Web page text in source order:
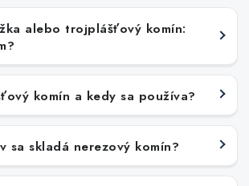
alebo trojplášťový komín:
komín a kedy sa používa?
sa skladá nerezový komín?